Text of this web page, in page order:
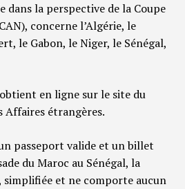
dans la perspective de la Coupe
concerne l’Algérie, le
le Gabon, le Niger, le Sénégal,
en ligne sur le site du
Affaires étrangères.
passeport valide et un billet
du Maroc au Sénégal, la
simplifiée et ne comporte aucun